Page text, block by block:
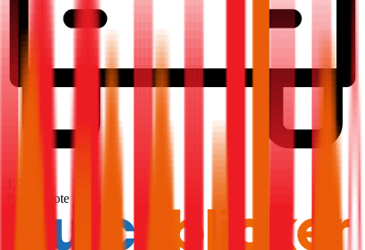
Produktnote